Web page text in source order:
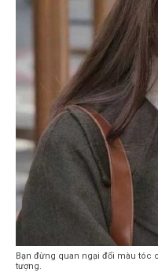
Bạn đừng quan ngại đổi màu
tượng.